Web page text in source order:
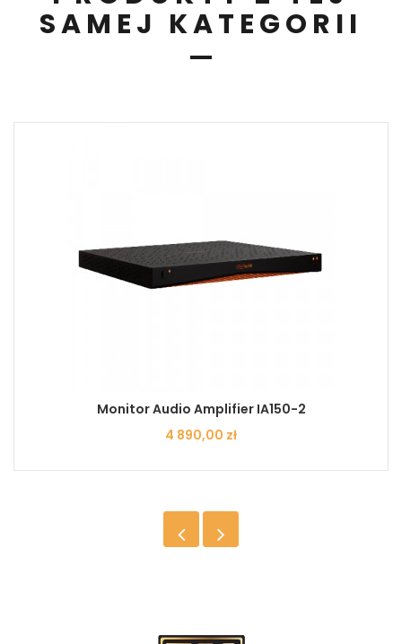
SAMEJ KATEGORII
Monitor Audio Amplifier IA150-2
Cena
4 890,00 zł